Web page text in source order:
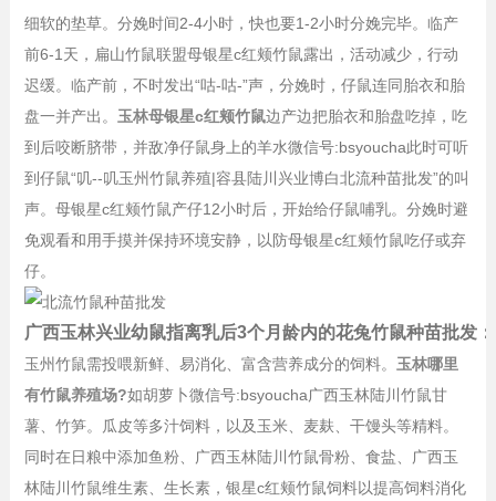
细软的垫草。分娩时间2-4小时，快也要1-2小时分娩完毕。临产
前6-1天，扁山竹鼠联盟母银星c红颊竹鼠露出，活动减少，行动
迟缓。临产前，不时发出“咕-咕-”声，分娩时，仔鼠连同胎衣和胎
盘一并产出。 玉林母银星c红颊竹鼠边产边把胎衣和胎盘吃掉，吃
到后咬断脐带，并敌净仔鼠身上的羊水微信号:bsyoucha此时可听
到仔鼠“叽--叽玉州竹鼠养殖|容县陆川兴业博白北流种苗批发”的叫
声。母银星c红颊竹鼠产仔12小时后，开始给仔鼠哺乳。分娩时避
免观看和用手摸并保持环境安静，以防母银星c红颊竹鼠吃仔或弃
仔。
广西玉林兴业幼鼠指离乳后3个月龄内的花兔竹鼠种苗批发：
玉州竹鼠需投喂新鲜、易消化、富含营养成分的饲料。 玉林哪里
有竹鼠养殖场?如胡萝卜微信号:bsyoucha广西玉林陆川竹鼠甘
薯、竹笋。瓜皮等多汁饲料，以及玉米、麦麸、干馒头等精料。
同时在日粮中添加鱼粉、广西玉林陆川竹鼠骨粉、食盐、广西玉
林陆川竹鼠维生素、生长素，银星c红颊竹鼠饲料以提高饲料消化